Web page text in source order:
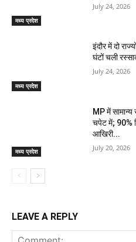
मध्य प्रदेश
July 24, 2026
मध्य प्रदेश
इंदौर में दो
घंटों चली
July 24, 2026
मध्य प्रदेश
MP में
चपेट में; 90%
आखिरी...
July 20, 2026
LEAVE A REPLY